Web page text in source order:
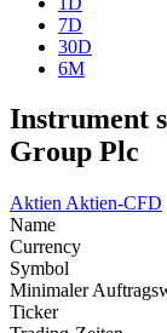
7D
30D
6M
Instrument
Group Plc
Aktien Aktien-CFD
Name
Currency
Symbol
Minimaler
Ticker